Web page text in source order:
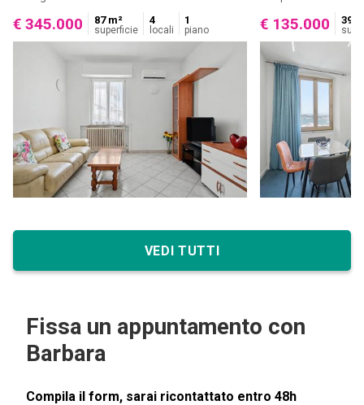
€ 345.000 87 m²
superficie
4
locali
1
piano € 135.000 39
VEDI TUTTI
Fissa un appuntamento con
Barbara
Compila il form, sarai ricontattato entro 48h